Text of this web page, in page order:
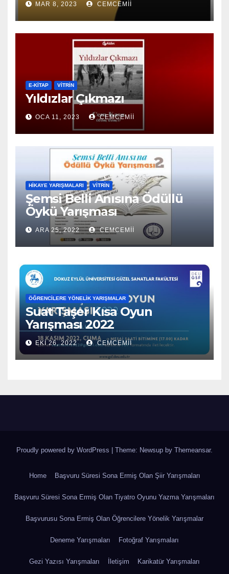
MAR 8, 2023 CEMCEMII
E-KİTAP VITRIN
Yıldızlar Çıkmazı
OCA 11, 2023 CEMCEMII
HIKAYE YARIŞMALARI VITRIN
Şemsi Belli Anısına Ödüllü
Öykü Yarışması
ARA 25, 2022 CEMCEMII
ÖĞRENCILERE YÖNELIK YARIŞMALAR
Suat Taşer Kısa Oyun
Yarışması 2022
EKI 26, 2022 CEMCEMII
Proudly powered by WordPress Theme: Newsup by Themeansar.
Home Başvuru Süresi Sona Ermiş Olan Şiir Yarışmaları
Başvuru Süresi Sona Ermiş Olan Tiyatro Oyunu Yazma Yarışmaları
Başvurusu Sona Ermiş Olan Öğrencilere Yönelik Yarışmalar
Deneme Yarışmaları Fotoğraf Yarışmaları
Gezi Yazısı Yarışmaları İletişim Karikatür Yarışmaları